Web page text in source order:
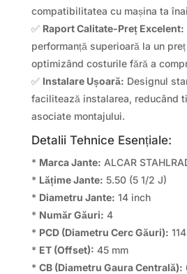
compatibilitatea cu mașina ta
✅ Raport Calitate-Preț Excelent:
performanță superioară la un
optimizând costurile fără a
✅ Instalare Ușoară: Designul
facilitează instalarea, reducând
asociate montajului.
Detalii Tehnice Esențiale:
* Marca Jante: ALCAR
* Lățime Jante: 5.50 (5 1/2 J)
* Diametru Jante: 14 inch
* Număr Găuri: 4
* PCD (Diametru Cerc Găuri):
* ET (Offset): 45 mm
* CB (Diametru Gaura Centrală):